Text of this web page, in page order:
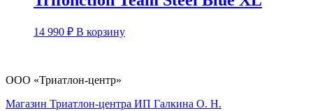
14 990 ₽ В корзину
ООО «Триатлон-центр»
Магазин Триатлон-центра ИП Галкина О. Н.